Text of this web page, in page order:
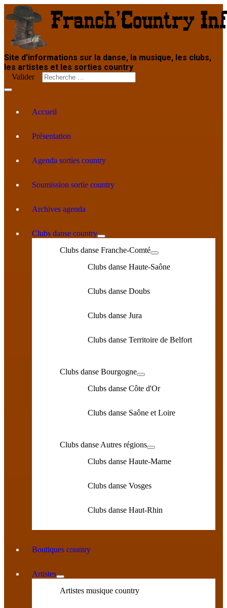
Site d'informations sur la danse, la musique, les clubs,
les artistes et les sorties country
Valider
Accueil
Présentation
Agenda sorties country
Soumission sortie country
Archives agenda
Clubs danse country
Clubs danse Franche-Comté
Clubs danse Haute-Saône
Clubs danse Doubs
Clubs danse Jura
Clubs danse Territoire de Belfort
Clubs danse Bourgogne
Clubs danse Côte d'Or
Clubs danse Saône et Loire
Clubs danse Autres régions
Clubs danse Haute-Marne
Clubs danse Vosges
Clubs danse Haut-Rhin
Boutiques country
Artistes
Artistes musique country